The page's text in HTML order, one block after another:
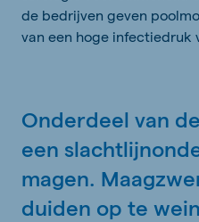
de bedrijven geven
van een hoge infectiedruk
Onderdeel van
een
magen.
duiden op te